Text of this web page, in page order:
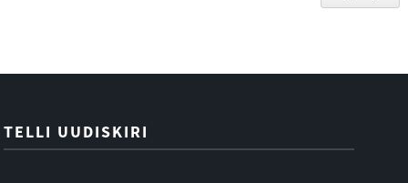
TELLI UUDISKIRI